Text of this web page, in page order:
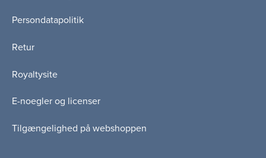
Persondatapolitik
Retur
Royaltysite
E-noegler og licenser
Tilgængelighed på webshoppen